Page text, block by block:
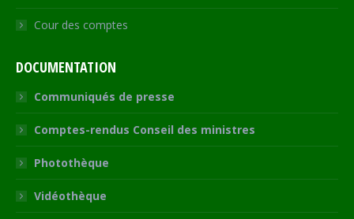
Cour des comptes
DOCUMENTATION
Communiqués de presse
Comptes-rendus Conseil des ministres
Photothèque
Vidéothèque